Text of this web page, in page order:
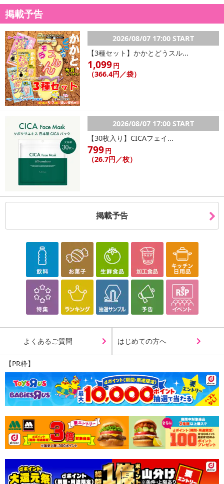
※パッケージ変更や商品リニューアル（成分など含む）等により、
参考の掲載画像や画像内のバーコードなど、お届け商品と多少異な
また、[新たな加工食品の原料原産地表示制度]の経過措置期間の終
了により、商品詳細内に記載の原産国・原材料の表記が旧表記の場
合がございます。
あらかじめご了承いただいた上でお申込みください。なお、本理由
によるお申込み後のキャンセル・返品交換は対応いたしかねます。
【お支払いについて】
※送料はお試し費用に含まれております。
※d払い、PayPay、au PAY、au PAY（auかんたん決済）、ソフトバ
ンクまとめて支払い、楽天ペイ、メルペイ、AEON Pay、Amazon
Payでお支払いの場合、決済のため外部サイトへ遷移します。
※予約商品は決済手段ごとに定められた決済期限日にお支払いを完
【配送日時の指定について】
※配送日時の指定が可能な商品の場合、商品によってご指定できる
配送日、配送時間が異なる可能性がございます。
カート機能をご利用の場合は、配送日時指定をご利用いただけませ
休業日
■その他共通および商品カテゴリー別注意事項（※必ずご確認くだ
掲載予告
2026/08/07 17:00 START
【3種セット】かかとどうスル...
1,099円
（366.4円／袋）
2026/08/07 17:00 START
【30枚入り】CICAフェイ...
799円
（26.7円／枚）
掲載予告
よくあるご質問 はじめての方へ
【PR枠】